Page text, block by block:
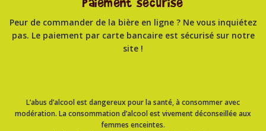
Peur de commander de la bière en ligne ? Ne vous inquiétez
pas. Le paiement par carte bancaire est sécurisé sur notre
site !
L’abus d’alcool est dangereux pour la santé, à consommer avec
modération. La consommation d’alcool est vivement déconseillée aux
femmes enceintes.